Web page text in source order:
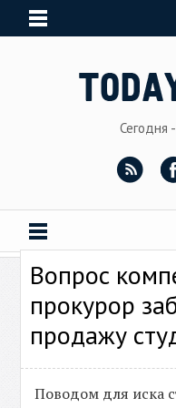
Сегодня
Вопрос
прокурор
продажу
Поводом для иска